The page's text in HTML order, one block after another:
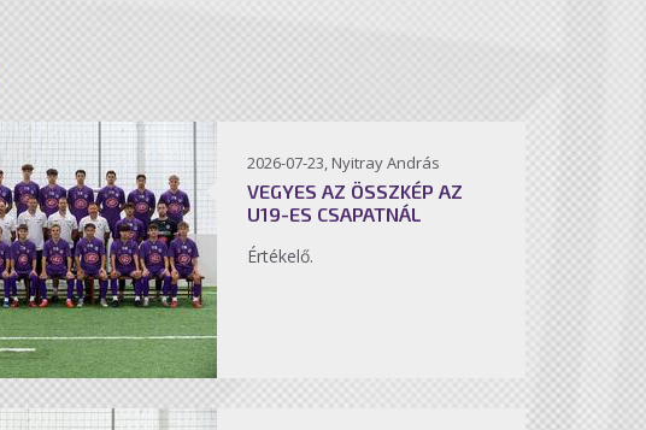
2026-07-23, Nyitray András
VEGYES AZ ÖSSZKÉP AZ
U19-ES CSAPATNÁL
Értékelő.